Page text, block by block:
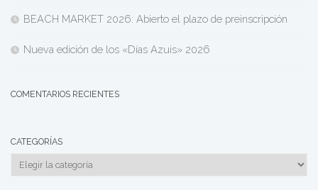
BEACH MARKET 2026: Abierto el plazo de preinscripción
Nueva edición de los «Días Azuis» 2026
COMENTARIOS RECIENTES
CATEGORÍAS
Categorías